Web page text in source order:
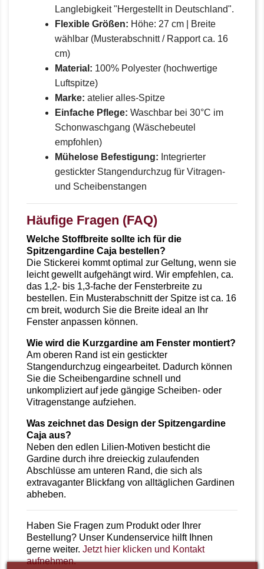
Langlebigkeit "Hergestellt in Deutschland".
Flexible Größen: Höhe: 27 cm | Breite
wählbar (Musterabschnitt / Rapport ca. 16
cm)
Material: 100% Polyester (hochwertige
Luftspitze)
Marke: atelier alles-Spitze
Einfache Pflege: Waschbar bei 30°C im
Schonwaschgang (Wäschebeutel
empfohlen)
Mühelose Befestigung: Integrierter
gestickter Stangendurchzug für Vitragen-
und Scheibenstangen
Häufige Fragen (FAQ)
Welche Stoffbreite sollte ich für die
Spitzengardine Caja bestellen?
Die Stickerei kommt optimal zur Geltung, wenn sie
leicht gewellt aufgehängt wird. Wir empfehlen, ca.
das 1,2- bis 1,3-fache der Fensterbreite zu
bestellen. Ein Musterabschnitt der Spitze ist ca. 16
cm breit, wodurch Sie die Breite ideal an Ihr
Fenster anpassen können.
Wie wird die Kurzgardine am Fenster montiert?
Am oberen Rand ist ein gestickter
Stangendurchzug eingearbeitet. Dadurch können
Sie die Scheibengardine schnell und
unkompliziert auf jede gängige Scheiben- oder
Vitragenstange aufziehen.
Was zeichnet das Design der Spitzengardine
Caja aus?
Neben den edlen Lilien-Motiven besticht die
Gardine durch ihre dreieckig zulaufenden
Abschlüsse am unteren Rand, die sich als
extravaganter Blickfang von alltäglichen Gardinen
abheben.
Haben Sie Fragen zum Produkt oder Ihrer
Bestellung? Unser Kundenservice hilft Ihnen
gerne weiter. Jetzt hier klicken und Kontakt
aufnehmen.